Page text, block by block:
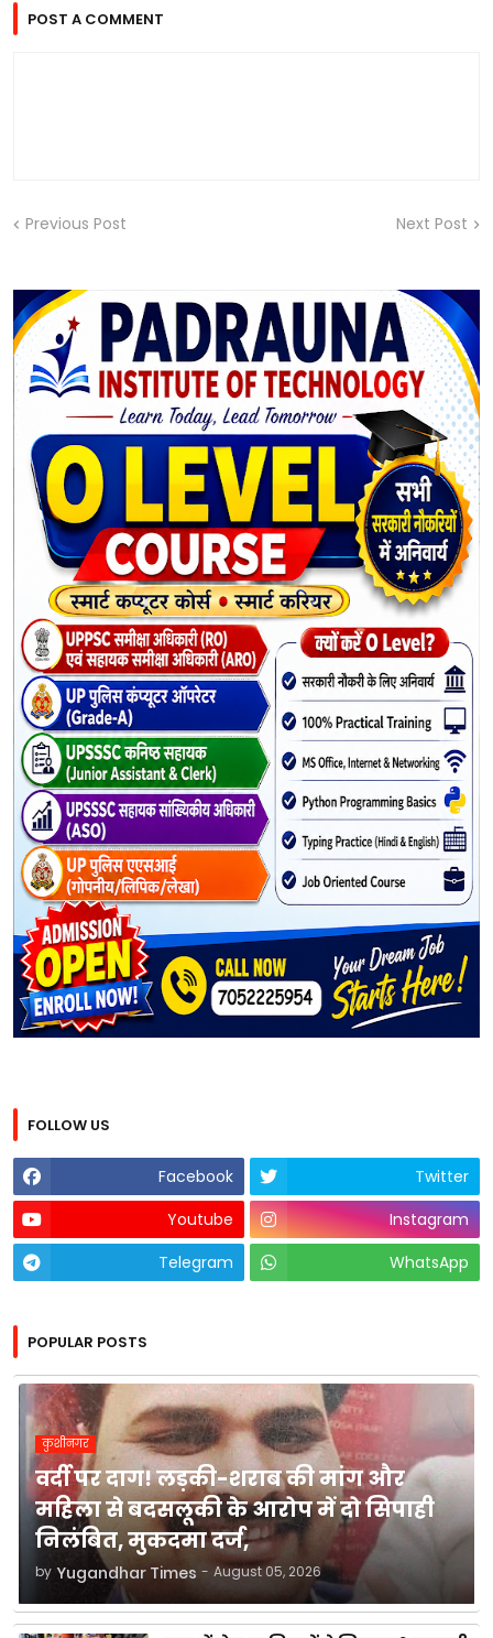
POST A COMMENT
Previous Post Next Post
FOLLOW US
Facebook
Twitter
Youtube
Instagram
Telegram
WhatsApp
POPULAR POSTS
कुशीनगर
वर्दी पर दाग! लड़की-शराब की मांग और
महिला से बदसलूकी के आरोप में दो सिपाही
निलंबित, मुकदमा दर्ज,
by Yugandhar Times - August 05, 2026